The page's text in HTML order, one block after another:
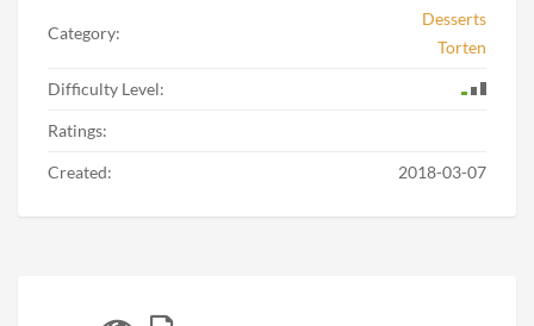
Category:
Desserts
Torten
Difficulty Level:
Ratings:
Created: 2018-03-07